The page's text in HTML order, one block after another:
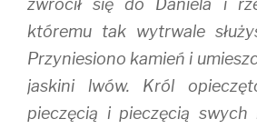
zwrócił się do Daniela i
któremu tak wytrwale
Przyniesiono kamień i
jaskini lwów. Król
pieczęcią i pieczęcią swych